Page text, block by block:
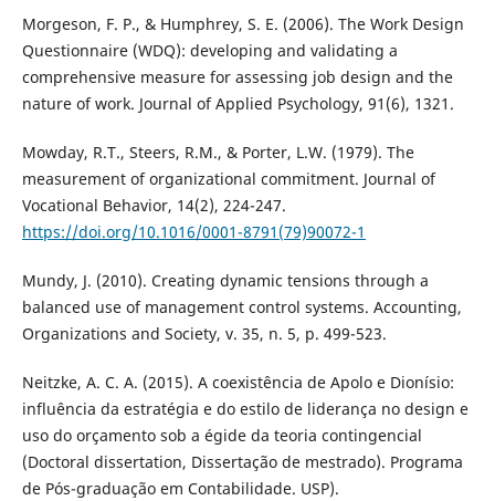
Morgeson, F. P., & Humphrey, S. E. (2006). The Work Design
Questionnaire (WDQ): developing and validating a
comprehensive measure for assessing job design and the
nature of work. Journal of Applied Psychology, 91(6), 1321.
Mowday, R.T., Steers, R.M., & Porter, L.W. (1979). The
measurement of organizational commitment. Journal of
Vocational Behavior, 14(2), 224-247.
https://doi.org/10.1016/0001-8791(79)90072-1
Mundy, J. (2010). Creating dynamic tensions through a
balanced use of management control systems. Accounting,
Organizations and Society, v. 35, n. 5, p. 499-523.
Neitzke, A. C. A. (2015). A coexistência de Apolo e Dionísio:
influência da estratégia e do estilo de liderança no design e
uso do orçamento sob a égide da teoria contingencial
(Doctoral dissertation, Dissertação de mestrado). Programa
de Pós-graduação em Contabilidade. USP).